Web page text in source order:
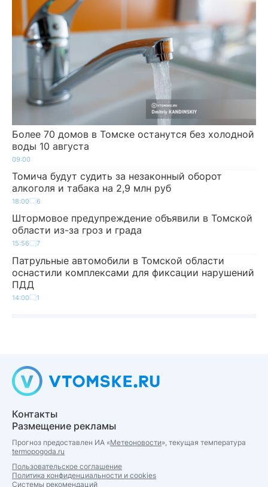
Более 70 домов в Томске останутся без холодной
воды 10 августа
09:00
Томича будут судить за незаконный оборот
алкоголя и табака на 2,9 млн руб
18:00 6
Штормовое предупреждение объявили в Томской
области из-за гроз и града
15:56 7
Патрульные автомобили в Томской области
оснастили комплексами для фиксации нарушений
ПДД
14:00 1
Контакты
Размещение рекламы
Прогноз предоставлен ИА «Метеоновости», текущая температура
termopogoda.ru
Пользовательское соглашение
Политика конфиденциальности и cookies
Системы рекомендаций